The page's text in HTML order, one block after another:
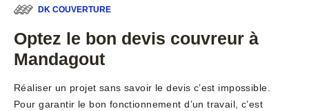
DK COUVERTURE
Optez le bon devis couvreur à
Mandagout
Réaliser un projet sans savoir le devis c’est impossible.
Pour garantir le bon fonctionnement d’un travail, c’est